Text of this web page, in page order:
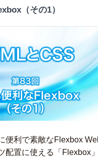
（その1）
便利で素敵なFlexbox
配置に使える「Flexbox